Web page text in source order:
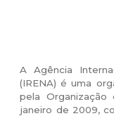
A Agência
(IRENA) é uma
pela
janeiro de 2009,